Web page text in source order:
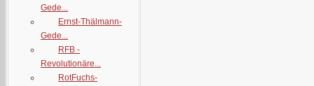
Gede...
Ernst-Thälmann-
Gede...
RFB -
Revolutionäre...
RotFuchs-